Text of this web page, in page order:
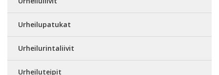
Urheilupatukat
Urheilurintaliivit
Urheiluteipit